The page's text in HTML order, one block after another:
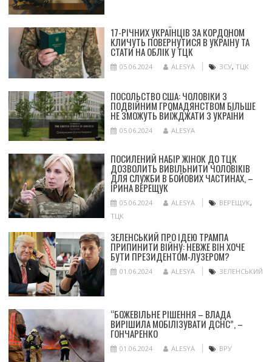
17-РІЧНИХ УКРАЇНЦІВ ЗА КОРДОНОМ
КЛИЧУТЬ ПОВЕРНУТИСЯ В УКРАЇНУ ТА
СТАТИ НА ОБЛІК У ТЦК
05.06.2024 ALESYA ЗСУ, ТЦК
ПОСОЛЬСТВО США: ЧОЛОВІКИ З
ПОДВІЙНИМ ГРОМАДЯНСТВОМ БІЛЬШЕ
НЕ ЗМОЖУТЬ ВИЇЖДЖАТИ З УКРАЇНИ
05.06.2024 ALESYA
ПОСИЛЕНИЙ НАБІР ЖІНОК ДО ТЦК
ДОЗВОЛИТЬ ВИВІЛЬНИТИ ЧОЛОВІКІВ
ДЛЯ СЛУЖБИ В БОЙОВИХ ЧАСТИНАХ, –
ІРИНА ВЕРЕЩУК
05.06.2024 ALESYA ВЕРЕЩУК,
ТЦК
ЗЕЛЕНСЬКИЙ ПРО ІДЕЮ ТРАМПА
ПРИПИНИТИ ВІЙНУ: НЕВЖЕ ВІН ХОЧЕ
БУТИ ПРЕЗИДЕНТОМ-ЛУЗЕРОМ?
01.06.2024 ALESYA ЗЕЛЕНСЬКИЙ
“БОЖЕВІЛЬНЕ РІШЕННЯ – ВЛАДА
ВИРІШИЛА МОБІЛІЗУВАТИ ДСНС”, –
ГОНЧАРЕНКО
01.06.2024 ALESYA ВРУ